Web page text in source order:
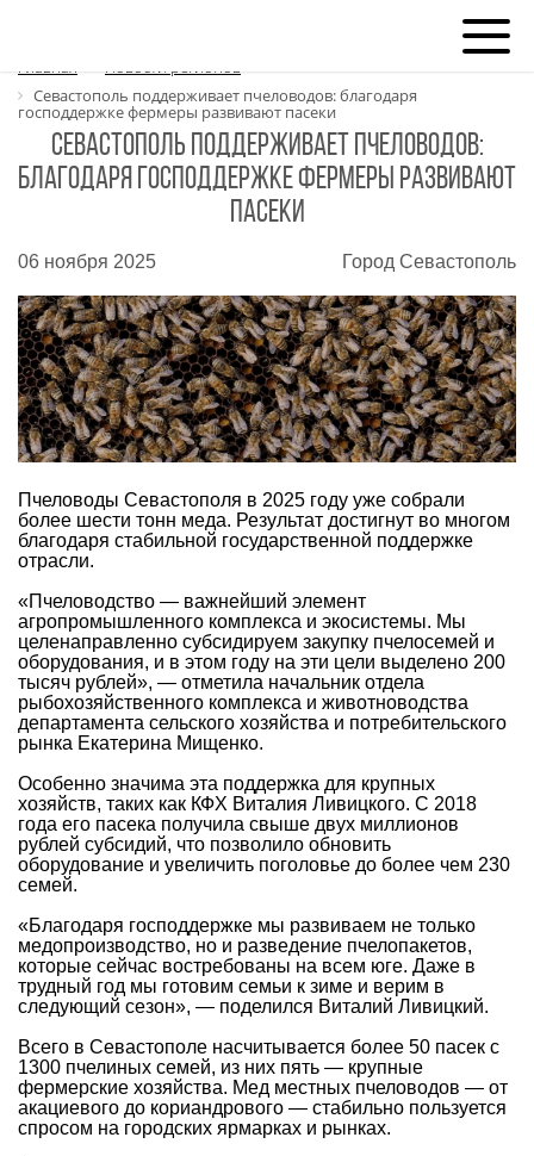
Главная
Новости регионов
Севастополь поддерживает пчеловодов: благодаря
господдержке фермеры развивают пасеки
Севастополь поддерживает пчеловодов:
благодаря господдержке фермеры развивают
пасеки
06 ноября 2025 Город Севастополь
Пчеловоды Севастополя в 2025 году уже собрали
более шести тонн меда. Результат достигнут во многом
благодаря стабильной государственной поддержке
отрасли.
«Пчеловодство — важнейший элемент
агропромышленного комплекса и экосистемы. Мы
целенаправленно субсидируем закупку пчелосемей и
оборудования, и в этом году на эти цели выделено 200
тысяч рублей», — отметила начальник отдела
рыбохозяйственного комплекса и животноводства
департамента сельского хозяйства и потребительского
рынка Екатерина Мищенко.
Особенно значима эта поддержка для крупных
хозяйств, таких как КФХ Виталия Ливицкого. С 2018
года его пасека получила свыше двух миллионов
рублей субсидий, что позволило обновить
оборудование и увеличить поголовье до более чем 230
семей.
«Благодаря господдержке мы развиваем не только
медопроизводство, но и разведение пчелопакетов,
которые сейчас востребованы на всем юге. Даже в
трудный год мы готовим семьи к зиме и верим в
следующий сезон», — поделился Виталий Ливицкий.
Всего в Севастополе насчитывается более 50 пасек с
1300 пчелиных семей, из них пять — крупные
фермерские хозяйства. Мед местных пчеловодов — от
акациевого до кориандрового — стабильно пользуется
спросом на городских ярмарках и рынках.